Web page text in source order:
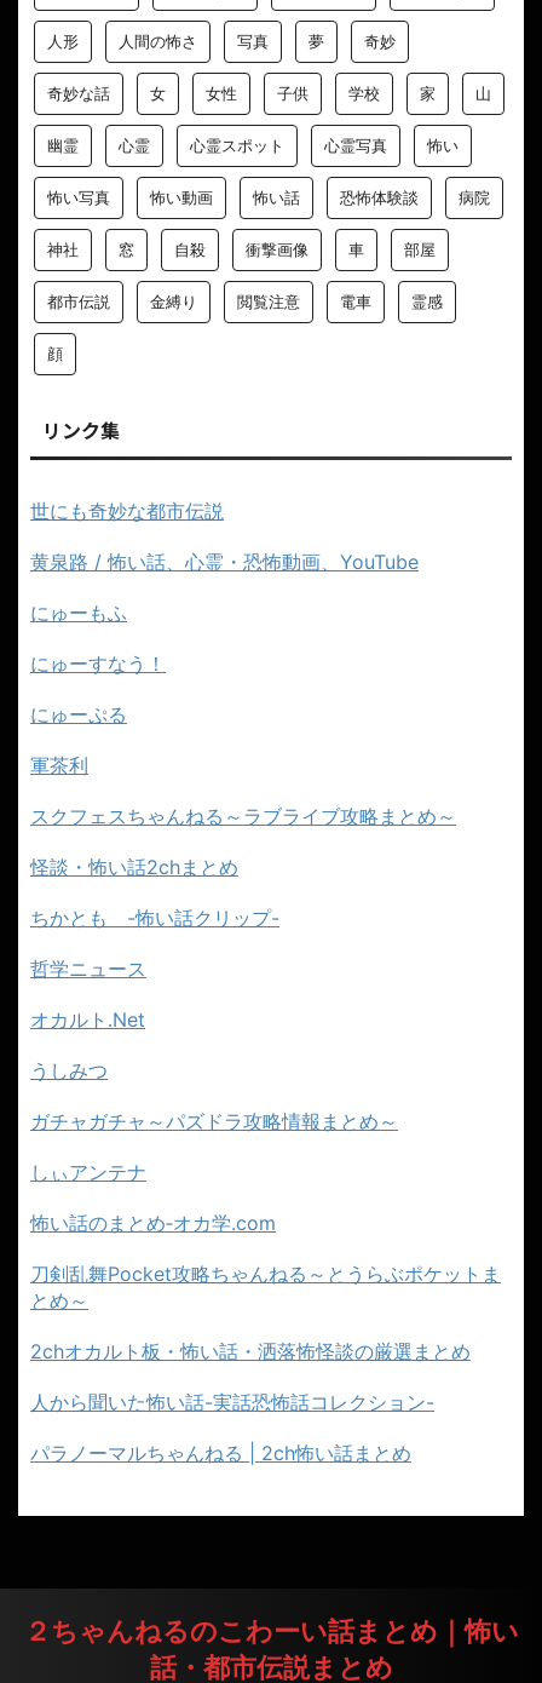
人形 人間の怖さ 写真 夢 奇妙
奇妙な話 女 女性 子供 学校 家 山
幽霊 心霊 心霊スポット 心霊写真 怖い
怖い写真 怖い動画 怖い話 恐怖体験談 病院
神社 窓 自殺 衝撃画像 車 部屋
都市伝説 金縛り 閲覧注意 電車 霊感
顔
リンク集
世にも奇妙な都市伝説
黄泉路 / 怖い話、心霊・恐怖動画、YouTube
にゅーもふ
にゅーすなう！
にゅーぷる
軍茶利
スクフェスちゃんねる～ラブライブ攻略まとめ～
怪談・怖い話2chまとめ
ちかとも -怖い話クリップ-
哲学ニュース
オカルト.Net
うしみつ
ガチャガチャ～パズドラ攻略情報まとめ～
しぃアンテナ
怖い話のまとめ‐オカ学.com
刀剣乱舞Pocket攻略ちゃんねる～とうらぶポケットま
とめ～
2chオカルト板・怖い話・洒落怖怪談の厳選まとめ
人から聞いた怖い話-実話恐怖話コレクション-
パラノーマルちゃんねる | 2ch怖い話まとめ
２ちゃんねるのこわーい話まとめ｜怖い
話・都市伝説まとめ